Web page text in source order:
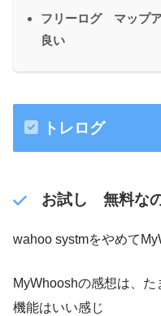
フリーログ マップ
良い
トレログ
お試し 無料な
wahoo systmをやめて
MyWhooshの感想は、
機能はいい感じ